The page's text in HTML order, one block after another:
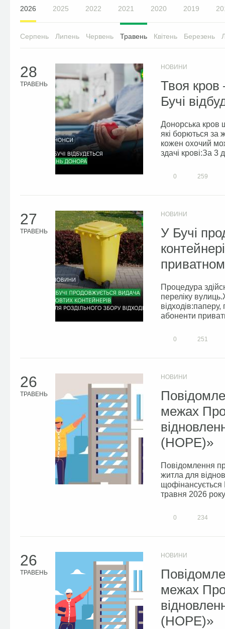
2026 2025 2022 2021 2020 2019
Серпень Липень Червень Травень Квітень Березень
28
ТРАВЕНЬ
НОВИНИ
Твоя кров
Бучі
Донорська кров
які борються за
кожен охочий
здачі крові:За 3
0 259
27
ТРАВЕНЬ
НОВИНИ
У Бучі
Процедура
переліку
абоненти
0 251
26
ТРАВЕНЬ
НОВИНИ
межах
(HOPE)»
Повідомлення
житла для
щофінансується
травня 2026
0 234
26
ТРАВЕНЬ
НОВИНИ
межах
(HOPE)»